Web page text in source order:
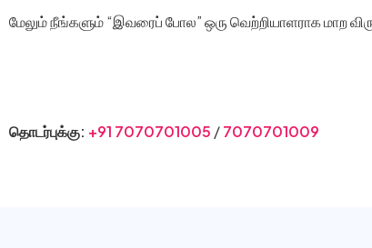
மேலும் நீங்களும் “இவரைப் போல” ஒரு வெற்றியாளராக மாற
தொடர்புக்கு: +91 7070701005 /7070701009